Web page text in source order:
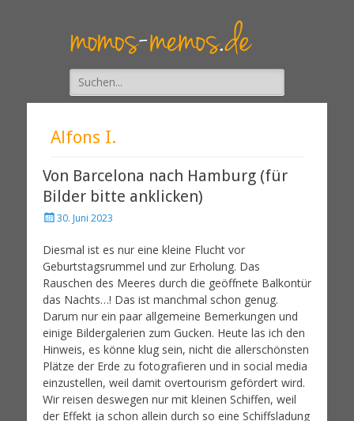
Suche
nach:
Alfons I.
Von Barcelona nach Hamburg (für
Bilder bitte anklicken)
30. Juni 2023
Diesmal ist es nur eine kleine Flucht vor
Geburtstagsrummel und zur Erholung. Das
Rauschen des Meeres durch die geöffnete Balkontür
das Nachts…! Das ist manchmal schon genug.
Darum nur ein paar allgemeine Bemerkungen und
einige Bildergalerien zum Gucken. Heute las ich den
Hinweis, es könne klug sein, nicht die allerschönsten
Plätze der Erde zu fotografieren und in social media
einzustellen, weil damit overtourism gefördert wird.
Wir reisen deswegen nur mit kleinen Schiffen, weil
der Effekt ja schon allein durch so eine Schiffsladung